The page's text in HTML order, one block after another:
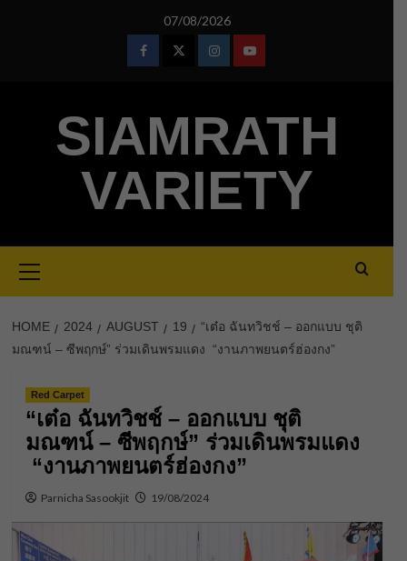
07/08/2026
FacebookTwitterInstagramYoutube
SIAMRATH
VARIETY
Menu
HOME 2024 AUGUST 19
“เต๋อ ฉันทวิชช์ – ออกแบบ ชุติ
มณฑน์ – ซีพฤกษ์” ร่วมเดินพรมแดง “งานภาพยนตร์ฮ่องกง”
Red Carpet
“เต๋อ ฉันทวิชช์ – ออกแบบ ชุติ
มณฑน์ – ซีพฤกษ์” ร่วมเดินพรมแดง
“งานภาพยนตร์ฮ่องกง”
Parnicha Sasookjit 19/08/2024